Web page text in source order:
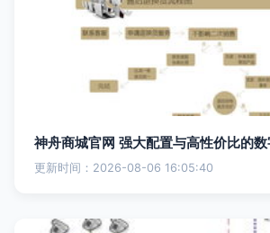
神舟商城官网 强大配置与高性价比的
更新时间：2026-08-06 16:05:40